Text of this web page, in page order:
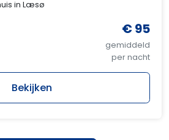
in Læsø
€ 95
gemiddeld
per nacht
Bekijken